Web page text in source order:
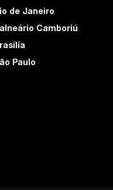
de Janeiro
Camboriú
Paulo